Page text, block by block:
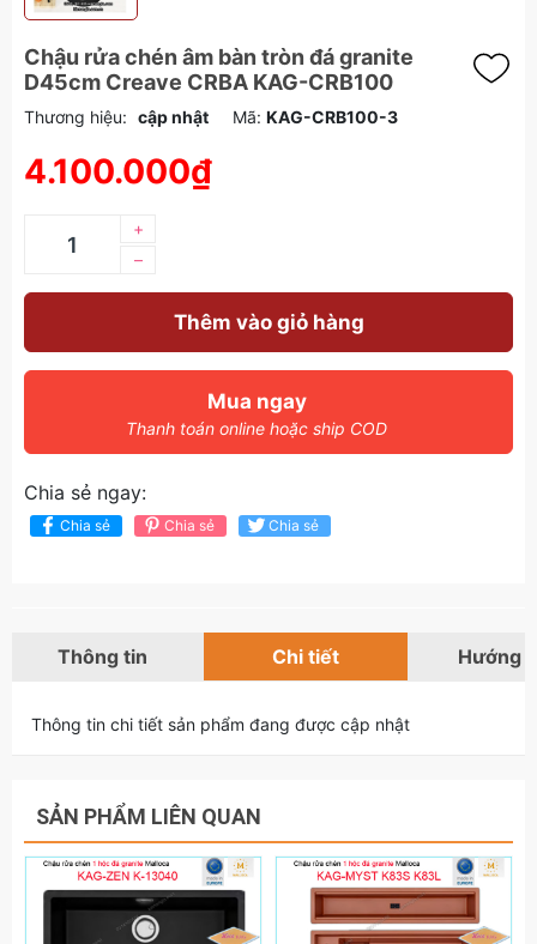
Chậu rửa chén âm bàn tròn đá granite
D45cm Creave CRBA KAG-CRB100
Thương hiệu: cập nhật Mã: KAG-CRB100-3
4.100.000₫
–
+
Thêm vào giỏ hàng
Mua ngay
Thanh toán online hoặc ship COD
Chia sẻ ngay:
Chia sẻ Chia sẻ Chia sẻ
Thông tin Chi tiết Hướng
Thông tin chi tiết sản phẩm đang được cập nhật
SẢN PHẨM LIÊN QUAN